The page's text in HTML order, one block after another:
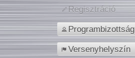
Regisztráció
Programbizottság
Versenyhelyszín